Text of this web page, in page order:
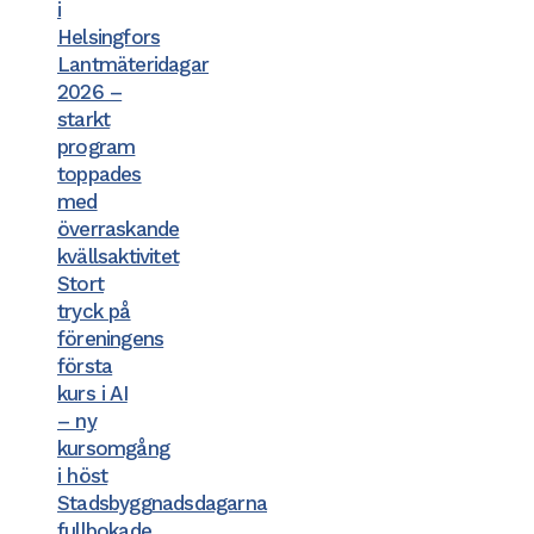
i
Helsingfors
Lantmäteridagar
2026 –
starkt
program
toppades
med
överraskande
kvällsaktivitet
Stort
tryck på
föreningens
första
kurs i AI
– ny
kursomgång
i höst
Stadsbyggnadsdagarna